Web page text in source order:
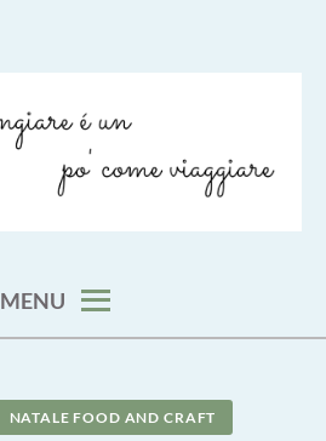
MENU
NATALE FOOD AND CRAFT